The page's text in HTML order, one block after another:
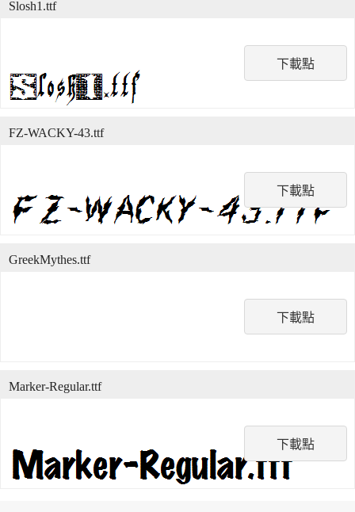
下載點
Slosh1.ttf
下載點
FZ-WACKY-43.ttf
下載點
GreekMythes.ttf
下載點
Marker-Regular.ttf